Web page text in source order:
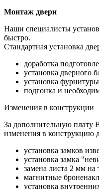
Монтаж двери
Наши специалисты
быстро.
Стандартная установка
доработка
установка дверного
установка
подгонка и
Изменения в конструкции
За дополнительную плату
изменения в конструкцию
установка замков
установка замка
замена листа 2 мм
магнитные
установка